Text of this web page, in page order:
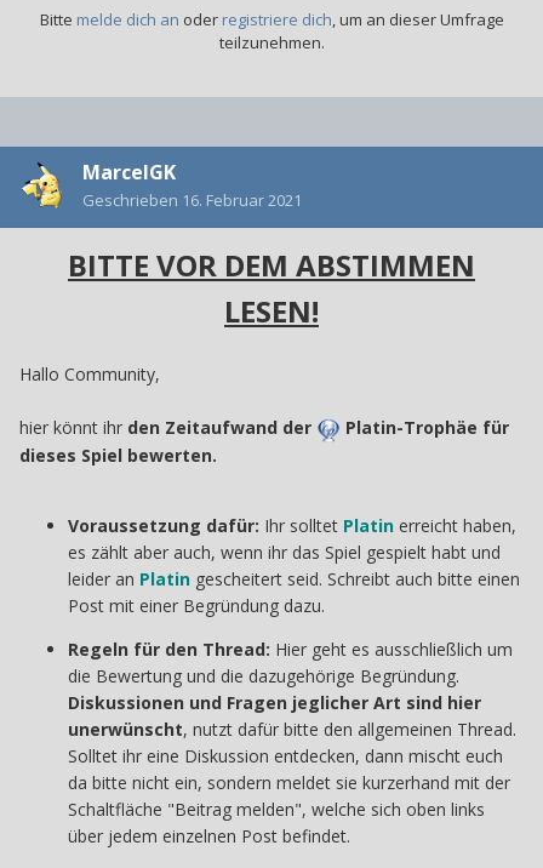
Bitte melde dich an oder registriere dich, um an dieser Umfrage
teilzunehmen.
MarcelGK
Geschrieben 16. Februar 2021
BITTE VOR DEM ABSTIMMEN
LESEN!
Hallo Community,
hier könnt ihr den Zeitaufwand der
Platin-Trophäe für
dieses Spiel bewerten.
Voraussetzung dafür: Ihr solltet Platin erreicht haben,
es zählt aber auch, wenn ihr das Spiel gespielt habt und
leider an Platin gescheitert seid. Schreibt auch bitte einen
Post mit einer Begründung dazu.
Regeln für den Thread: Hier geht es ausschließlich um
die Bewertung und die dazugehörige Begründung.
Diskussionen und Fragen jeglicher Art sind hier
unerwünscht, nutzt dafür bitte den allgemeinen Thread.
Solltet ihr eine Diskussion entdecken, dann mischt euch
da bitte nicht ein, sondern meldet sie kurzerhand mit der
Schaltfläche "Beitrag melden", welche sich oben links
über jedem einzelnen Post befindet.